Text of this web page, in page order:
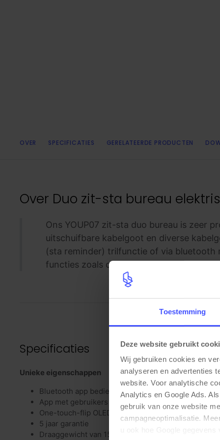
Toestemming
Deze website gebruikt
Wij gebruiken cookies en
analyseren en advertenties
website. Voor analytische
Analytics en Google Ads.
gebruik van onze website
campagneoptimalisatie.
OVER SPECIFICATIES GERELATEERDE PRODUCTEN
Over Duo zit-sta bureau
Ons YOUP07 zit-sta duo bureau is zeer
uitschuifbare kabelgoot en diverse
(sta reminder) trilfunctie of via bluetooth
functies zoals calorieverbuik,
Specificaties
Unieke eigenschappen
Bluetooth app bediening
App met gebruikers statistieken (Android en iOS)
One-touch-flip OLED display met memory en
5 jaar garantie
Draaggewicht van 150kg